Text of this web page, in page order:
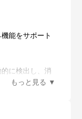
能をサポート
に検出し、消
電力を抑えま